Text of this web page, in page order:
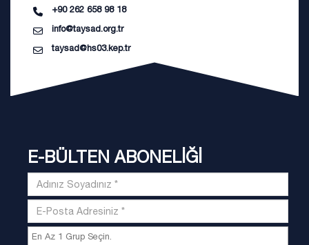
+90 262 658 98 18
info@taysad.org.tr
taysad@hs03.kep.tr
E-BÜLTEN ABONELİĞİ